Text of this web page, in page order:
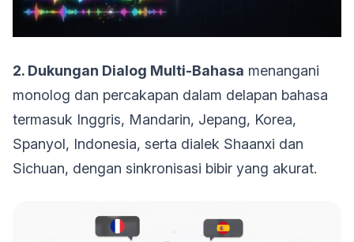
2. Dukungan Dialog Multi-Bahasa menangani
monolog dan percakapan dalam delapan bahasa
termasuk Inggris, Mandarin, Jepang, Korea,
Spanyol, Indonesia, serta dialek Shaanxi dan
Sichuan, dengan sinkronisasi bibir yang akurat.